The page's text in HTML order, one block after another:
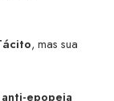
, mas sua
anti-epopeia